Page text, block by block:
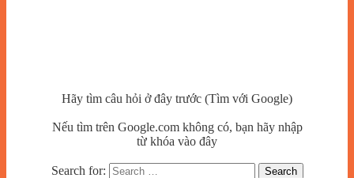
Hãy tìm câu hỏi ở đây trước (Tìm với Google)
Nếu tìm trên Google.com không có, bạn hãy nhập
từ khóa vào đây
Search for: